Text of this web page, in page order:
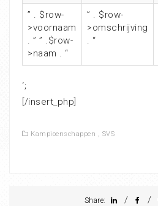
” . $row-
>voornaam
. ” ” .$row-
>naam . “
” . $row-
>omschrijving
. “
‘;
[/insert_php]
Kampioenschappen , SVS
Share: / /